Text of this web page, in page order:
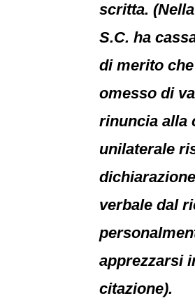
scritta.
S.C. ha
di merito
omesso di
rinuncia alla
unilaterale
verbale dal
apprezzarsi
citazione).